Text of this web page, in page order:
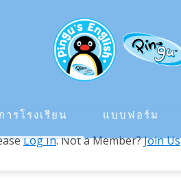
รโรงเรียน แบบฟอร์ม
Log In. Not a Member?Join Us